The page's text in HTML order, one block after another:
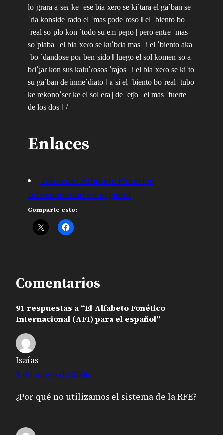
loˈgɾaɾa aˈseɾ ke ˈese biaˈxeɾo se kiˈtaɾa el gaˈban se
ˈɾia konsideˈɾado el ˈmas podeˈɾoso ‖ el ˈbiento bo
ˈɾeal soˈplo kon ˈtodo su emˈpeɲo | pero entɾe ˈmas
soˈplaba | el biaˈxeɾo se kuˈbɾia mas | i el ˈbiento aka
ˈbo ˈdandose poɾ benˈsido ‖ luego el sol komenˈso a
bɾiˈʝaɾ kon sus kaluˈɾosos ˈraʝos | i el biaˈxeɾo se kiˈto
su gaˈban de inmeˈdiato ‖ aˈsi el ˈbiento boˈɾeal ˈtubo
ke rekonoˈseɾ ke el sol eɾa | de ˈeʧo | el mas ˈfueɾte
de los dos ‖ /
Enlaces
Tabla del Alfabeto Fonético
Internacional en español
Comparte esto:
Comentarios
91 respuestas a “El Alfabeto Fonético
Internacional (AFI) para el español”
Isaías
9 de mayo de 2006
¿Por qué no utilizamos el sistema de la RFE?